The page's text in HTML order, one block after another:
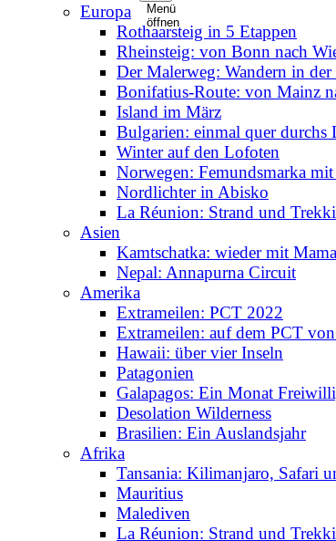
Menü
öffnen
Europa
Rothaarsteig in 5 Etappen
Rheinsteig: von Bonn nach
Der Malerweg: Wandern in der
Bonifatius-Route: von Mainz
Island im März
Bulgarien: einmal quer durchs
Winter auf den Lofoten
Norwegen: Femundsmarka
Nordlichter in Abisko
La Réunion: Strand und
Asien
Kamtschatka: wieder mit
Nepal: Annapurna Circuit
Amerika
Extrameilen: PCT 2022
Extrameilen: auf dem PCT
Hawaii: über vier Inseln
Patagonien
Galapagos: Ein Monat
Desolation Wilderness
Brasilien: Ein Auslandsjahr
Afrika
Tansania: Kilimanjaro, Safari
Mauritius
Malediven
La Réunion: Strand und